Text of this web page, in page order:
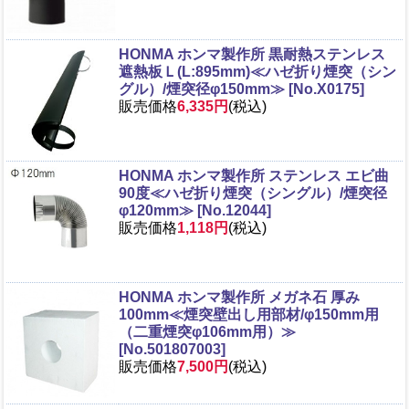
HONMA ホンマ製作所 黒耐熱ステンレス
遮熱板Ｌ(L:895mm)≪ハゼ折り煙突（シン
グル）/煙突径φ150mm≫ [No.X0175]
販売価格6,335円 (税込)
HONMA ホンマ製作所 ステンレス エビ曲
90度≪ハゼ折り煙突（シングル）/煙突径
φ120mm≫ [No.12044]
販売価格1,118円 (税込)
HONMA ホンマ製作所 メガネ石 厚み
100mm≪煙突壁出し用部材/φ150mm用
（二重煙突φ106mm用）≫
[No.501807003]
販売価格7,500円 (税込)